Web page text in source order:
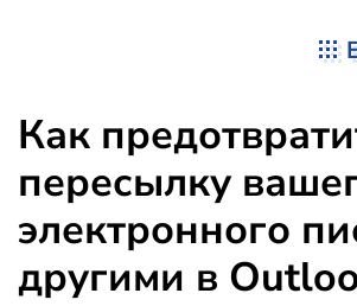
Как
пересылку
электронного
другими в